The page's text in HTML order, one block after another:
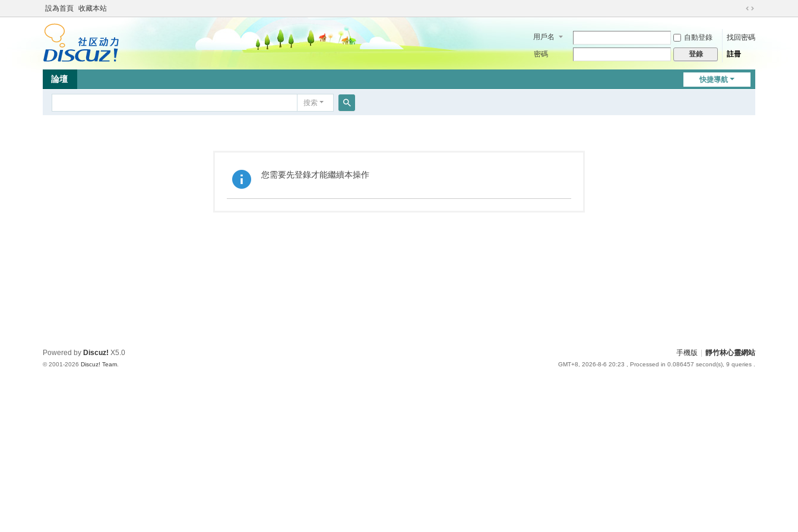
設為首頁 收藏本站
切
到
用戶名 自動登錄
找回密碼
密碼
登錄 註冊
快捷導航
論壇
搜索
您需要先登錄才能繼續本操作
手機版 靜竹林心靈網站
GMT+8, 2026-8-6 20:23 , Processed in 0.086457 second(s), 9 queries .
Powered by Discuz! X5.0
© 2001-2026 Discuz! Team